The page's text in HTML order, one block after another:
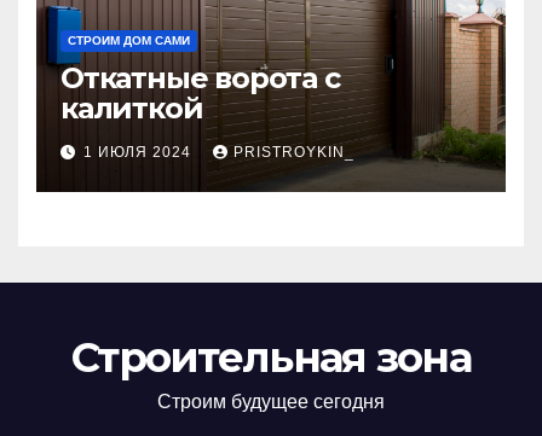
СТРОИМ ДОМ САМИ
Откатные ворота с
калиткой
1 ИЮЛЯ 2024 PRISTROYKIN_
Строительная зона
Строим будущее сегодня